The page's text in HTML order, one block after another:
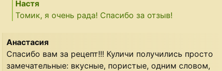
Настя
Томик, я очень рада! Спасибо за отзыв!
Анастасия
Спасибо вам за рецепт!!! Куличи получились просто
замечательные: вкусные, пористые, одним словом,